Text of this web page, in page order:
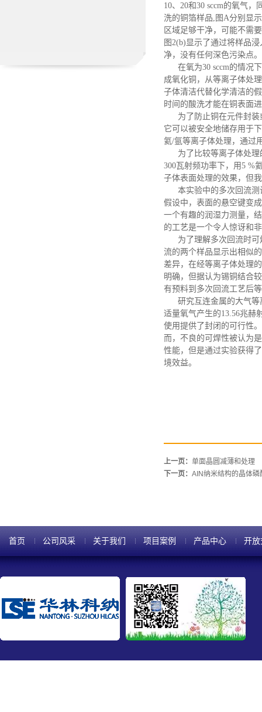
10、20和30 sccm的氧气
洗的铜箔样品 图 A分别显
区域足够干净，可能不需
图 2(b)显示了通过将样品
净，没有任何深色污染点。
在氧为30 sccm的情况
成氧化铜 ，
从等离子体处
子体清洁代替化学清洁的
时间的酸洗才能在铜表面
为了防止铜在元件封
它可以被安全地储存用于
氦/氩等离子体处理，通过
为了比较等离子体处
300瓦射频功率下，用5 %
子体表面处理的效果，但
本实验中的多次回流
假设中，表面的悬空键变
一个有趣的润湿力测量，
的工艺是一个令人惊讶和
为了理解多次回流时
流的两个样品显示出相似的
差异，在经等离子体处理
明确，但据认为锡铜结合
有预料到多次回流工艺后
研究互连金属的大气
适量氧气产生的13.56兆赫
使用提供了封闭的可行性
而，不良的可焊性被认为
性能，但是通过实验获得
境效益。
上一页： 单面晶圆减薄和处理
下一页： AIN纳米结构的晶体磷
首页 公司风采 关于我们 项目案例 产品中心 开放